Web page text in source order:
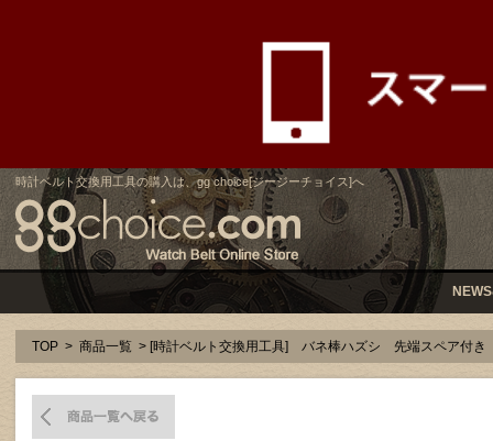
時計ベルト交換用工具の購入は、gg choice[ジージーチョイス]へ
TOP > 商品一覧 > [時計ベルト交換用工具] バネ棒ハズシ 先端スペア付き